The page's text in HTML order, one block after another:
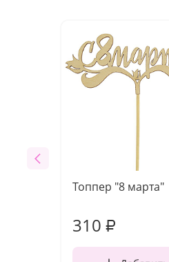
Топпер "8 марта"
310 ₽